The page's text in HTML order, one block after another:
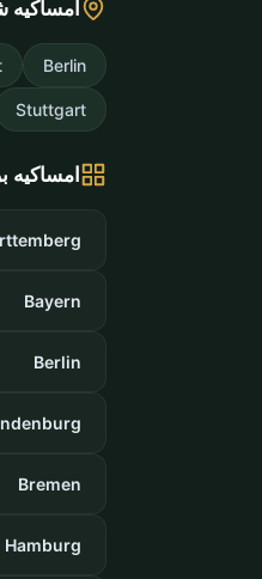
امساکیه
Berlin
Stuttgart
امساکیه
Bayern
Berlin
Bremen
Hamburg